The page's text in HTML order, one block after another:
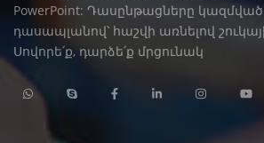
PowerPoint: Դասընթացները
դասապլանով՝ հաշվի առնելով
Սովորե՛ք, դարձե՛ք մրցունակ